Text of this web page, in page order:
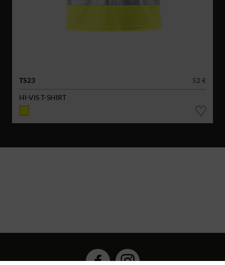
TS23
52 €
HI-VIS T-SHIRT